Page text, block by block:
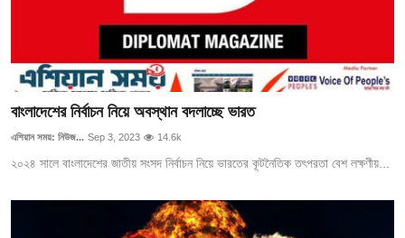
বাংলাদেশের নির্বাচন নিয়ে অবস্থান বদলাচ্ছে ভারত
এশিয়ান সময়: নিউজ... Sep 3, 2023 14.6k
২০২৪ সালে বাংলাদেশের জাতীয় সংসদ নির্বাচন নিয়ে ভারতের কূটনৈতিক তৎপরতা বেশ লক্ষণীয়...